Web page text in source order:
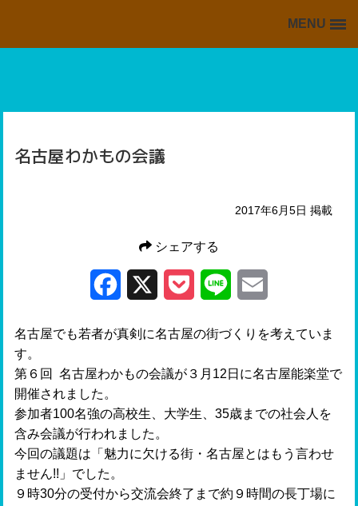
MENU
名古屋わかもの会議
2017年6月5日 掲載
シェアする
Facebook Pocket Line
名古屋でも若者が真剣に名古屋の街づくりを考えていま
す。
第６回 名古屋わかもの会議が３月12日に名古屋能楽堂で
開催されました。
参加者100名強の高校生、大学生、35歳までの社会人を
含み会議が行われました。
今回の議題は「魅力に欠ける街・名古屋とはもう言わせ
ません!!」でした。
９時30分の受付から交流会終了まで約９時間の長丁場に